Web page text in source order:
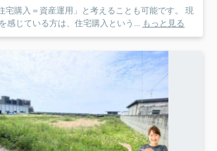
感じている方は、住宅購入という... もっと見る